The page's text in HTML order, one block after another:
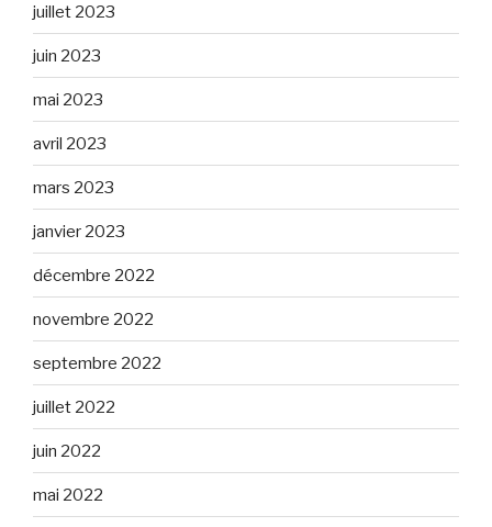
juillet 2023
juin 2023
mai 2023
avril 2023
mars 2023
janvier 2023
décembre 2022
novembre 2022
septembre 2022
juillet 2022
juin 2022
mai 2022